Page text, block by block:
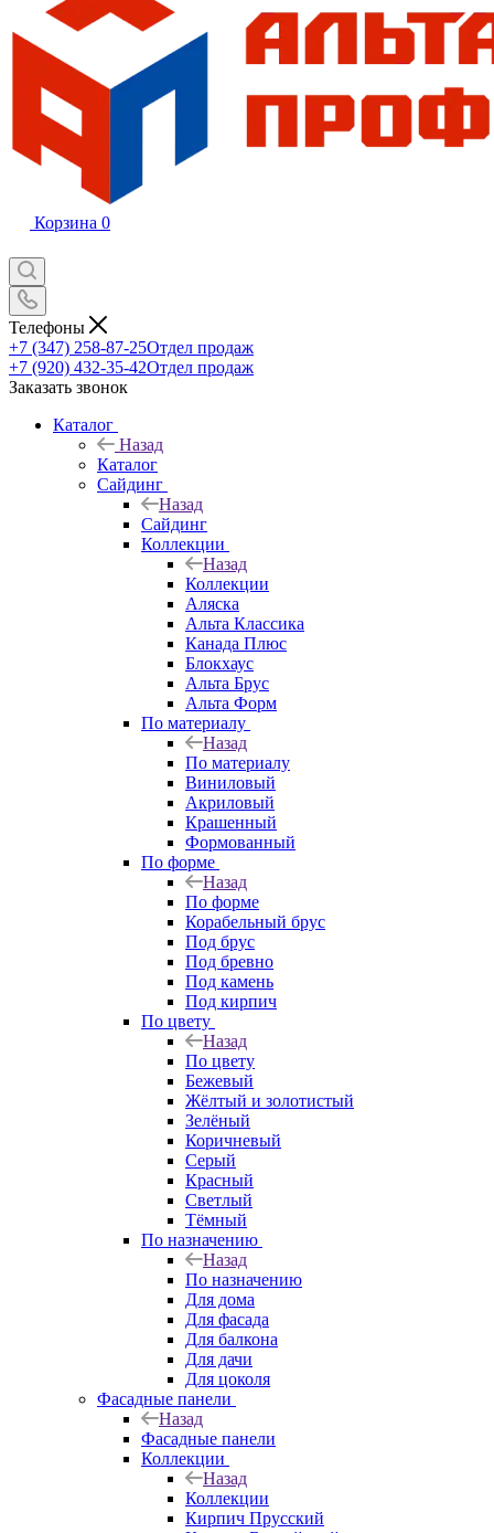
Корзина 0
Телефоны
+7 (347) 258-87-25Отдел продаж
+7 (920) 432-35-42Отдел продаж
Заказать звонок
Каталог
Назад
Каталог
Сайдинг
Назад
Сайдинг
Коллекции
Назад
Коллекции
Аляска
Альта Классика
Канада Плюс
Блокхаус
Альта Брус
Альта Форм
По материалу
Назад
По материалу
Виниловый
Акриловый
Крашенный
Формованный
По форме
Назад
По форме
Корабельный брус
Под брус
Под бревно
Под камень
Под кирпич
По цвету
Назад
По цвету
Бежевый
Жёлтый и золотистый
Зелёный
Коричневый
Серый
Красный
Светлый
Тёмный
По назначению
Назад
По назначению
Для дома
Для фасада
Для балкона
Для дачи
Для цоколя
Фасадные панели
Назад
Фасадные панели
Коллекции
Назад
Коллекции
Кирпич Прусский